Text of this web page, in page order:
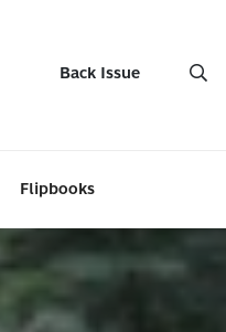
Back Issue
Flipbooks